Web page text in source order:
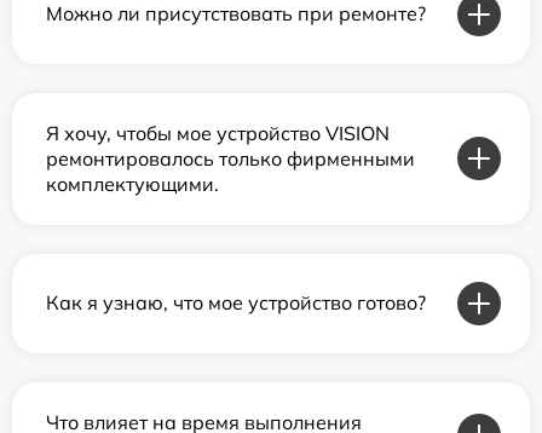
Можно ли присутствовать при ремонте?
Я хочу, чтобы мое устройство VISION
ремонтировалось только фирменными
комплектующими.
Как я узнаю, что мое устройство готово?
Что влияет на время выполнения